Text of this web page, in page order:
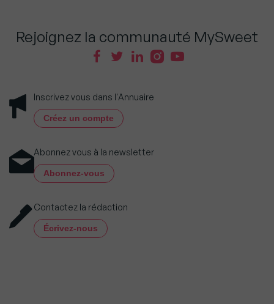
Rejoignez la communauté MySweet
Inscrivez vous dans l'Annuaire
Créez un compte
Abonnez vous à la newsletter
Abonnez-vous
Contactez la rédaction
Écrivez-nous